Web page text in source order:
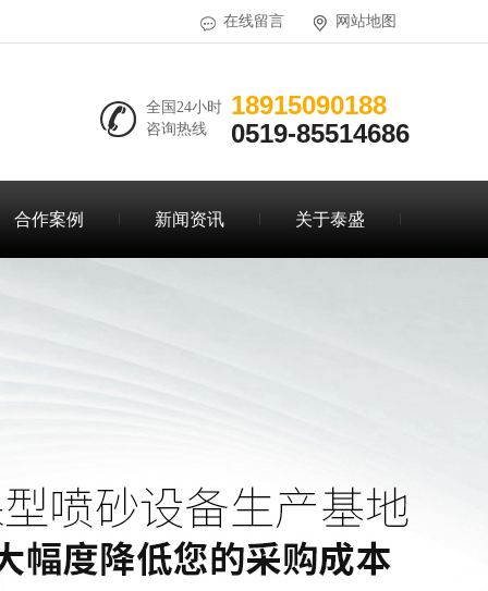
在线留言 网站地图
全国24小时
咨询热线
18915090188
0519-85514686
合作案例 新闻资讯 关于泰盛